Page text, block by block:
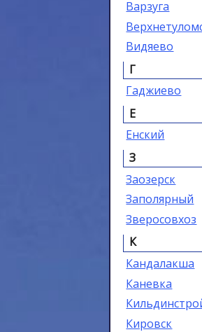
Варзуга
Видяево
Г
Гаджиево
Е
Енский
З
Заозерск
Заполярный
Зверосовхоз
К
Кандалакша
Каневка
Кировск